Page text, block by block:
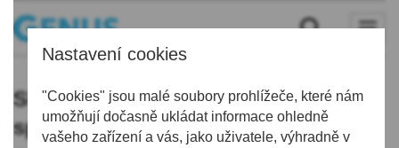
Nastavení cookies
"Cookies" jsou malé soubory prohlížeče, které nám
umožňují dočasně ukládat informace ohledně
vašeho zařízení a vás, jako uživatele, výhradně v
Skvělý centr Pešána nebo fungující
spolupráce Bulíře s Vlachem. To